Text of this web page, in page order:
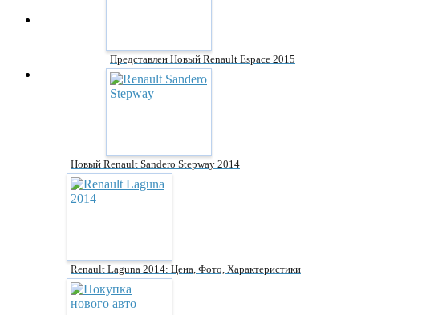
Представлен Новый Renault Espace 2015
Новый Renault Sandero Stepway 2014
Renault Laguna 2014: Цена, Фото, Характеристики